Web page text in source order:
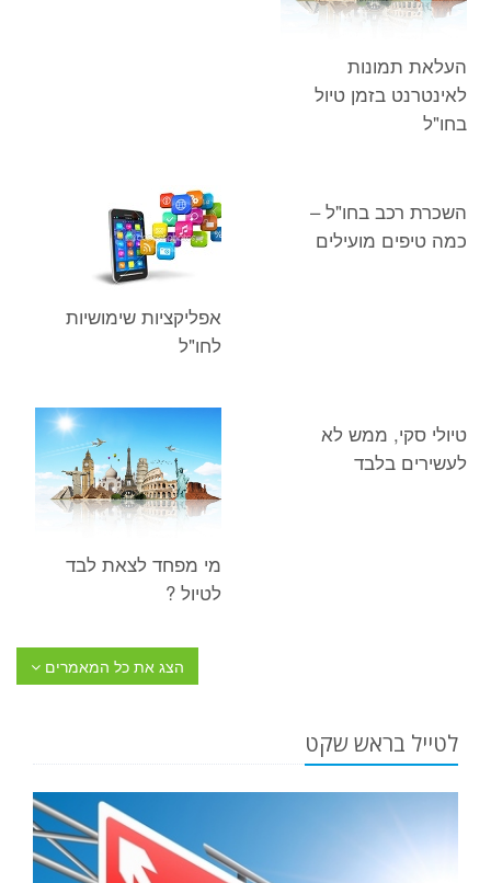
העלאת תמונות
לאינטרנט בזמן טיול
בחו"ל
השכרת רכב בחו"ל –
כמה טיפים מועילים
אפליקציות שימושיות
לחו"ל
טיולי סקי, ממש לא
לעשירים בלבד
מי מפחד לצאת לבד
לטיול ?
הצג את כל המאמרים
לטייל בראש שקט